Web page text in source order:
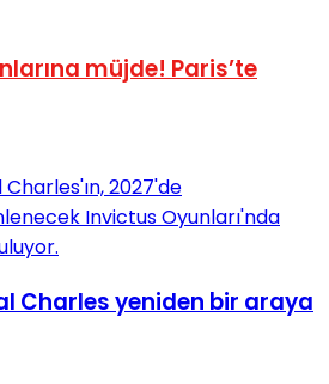
müjde! Paris’te
Charles yeniden bir araya